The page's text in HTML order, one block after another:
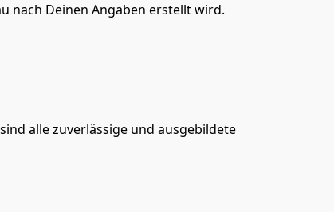
nach Deinen Angaben erstellt wird.
alle zuverlässige und ausgebildete